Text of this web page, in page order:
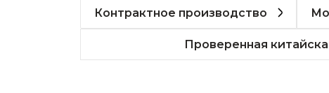
Контрактное производство
Проверенная